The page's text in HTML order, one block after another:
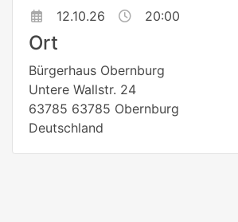
12.10.26
20:00
Ort
Bürgerhaus Obernburg
Untere Wallstr. 24
63785 63785 Obernburg
Deutschland